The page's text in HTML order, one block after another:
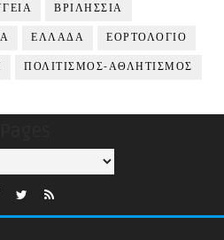
ΒΡΙΛΗΣΣΙΑ
ΕΛΛΑΔΑ ΕΟΡΤΟΛΟΓΙΟ
ΠΟΛΙΤΙΣΜΟΣ-ΑΘΛΗΤΙΣΜΟΣ